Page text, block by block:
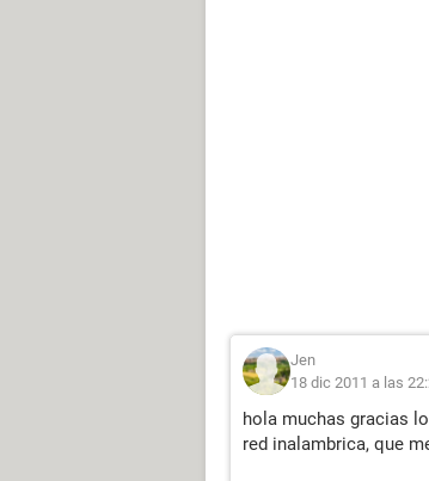
Jen
18 dic 2011 a las
hola muchas gracias
red inalambrica, que